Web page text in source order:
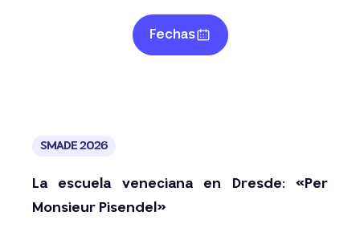
Fechas
SMADE 2026
La escuela veneciana en Dresde: «Per
Monsieur Pisendel»